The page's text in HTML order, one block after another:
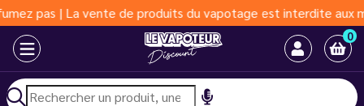
| La vente de produits du vapotage est interdite aux moins
0